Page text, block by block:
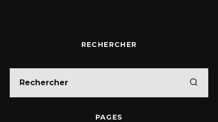
RECHERCHER
PAGES